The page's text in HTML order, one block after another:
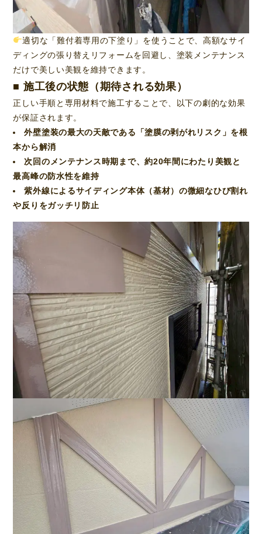
適切な「難付着専用の下塗り」を使うことで、高額なサイ
ディングの張り替えリフォームを回避し、塗装メンテナンス
だけで美しい美観を維持できます。
■ 施工後の状態（期待される効果）
正しい手順と専用材料で施工することで、以下の劇的な効果
が保証されます。
外壁塗装の最大の天敵である「塗膜の剥がれリスク」を根
本から解消
次回のメンテナンス時期まで、約20年間にわたり美観と
最高峰の防水性を維持
紫外線によるサイディング本体（基材）の微細なひび割れ
や反りをガッチリ防止